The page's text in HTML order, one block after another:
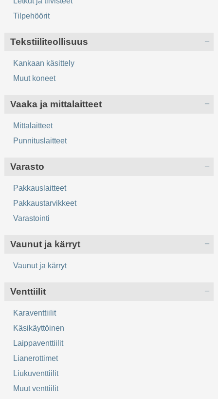
Tilpehöörit
Tekstiiliteollisuus
Kankaan käsittely
Muut koneet
Vaaka ja mittalaitteet
Mittalaitteet
Punnituslaitteet
Varasto
Pakkauslaitteet
Pakkaustarvikkeet
Varastointi
Vaunut ja kärryt
Vaunut ja kärryt
Venttiilit
Karaventtiilit
Käsikäyttöinen
Laippaventtiilit
Lianerottimet
Liukuventtiilit
Muut venttiilit